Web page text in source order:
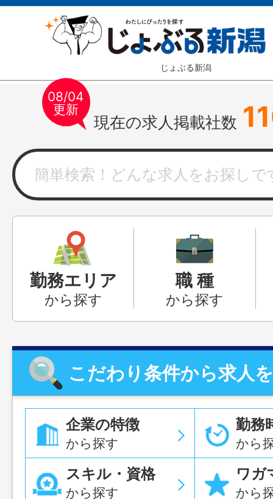
じょぶる新潟
08/04
更新
現在の求人掲載社数
勤務エリア
から探す
職 種
から探す
こだわり条件から求人
企業の特徴
から探す
勤務
から
スキル・資格
から探す
ワガ
から